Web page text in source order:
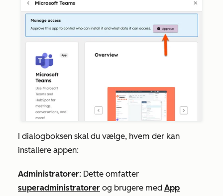
I dialogboksen skal du vælge, hvem der kan
installere appen:
Administratorer: Dette omfatter
superadministratorer og brugere med App